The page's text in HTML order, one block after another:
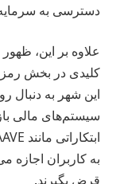
دسترسی به
کلیدی در بخش
این شهر به دنبال
سیستم‌های مالی
به کاربران اجازه
قرض بگیرند.